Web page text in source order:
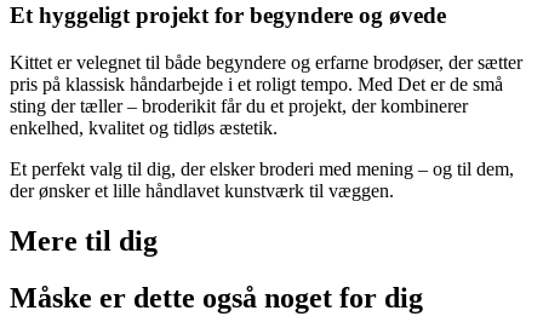
Et hyggeligt projekt for begyndere og øvede
Kittet er velegnet til både begyndere og erfarne brodøser, der sætter
pris på klassisk håndarbejde i et roligt tempo. Med Det er de små
sting der tæller – broderikit får du et projekt, der kombinerer
enkelhed, kvalitet og tidløs æstetik.
Et perfekt valg til dig, der elsker broderi med mening – og til dem,
der ønsker et lille håndlavet kunstværk til væggen.
Mere til dig
Måske er dette også noget for dig